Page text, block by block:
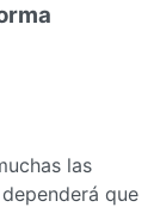
las
que